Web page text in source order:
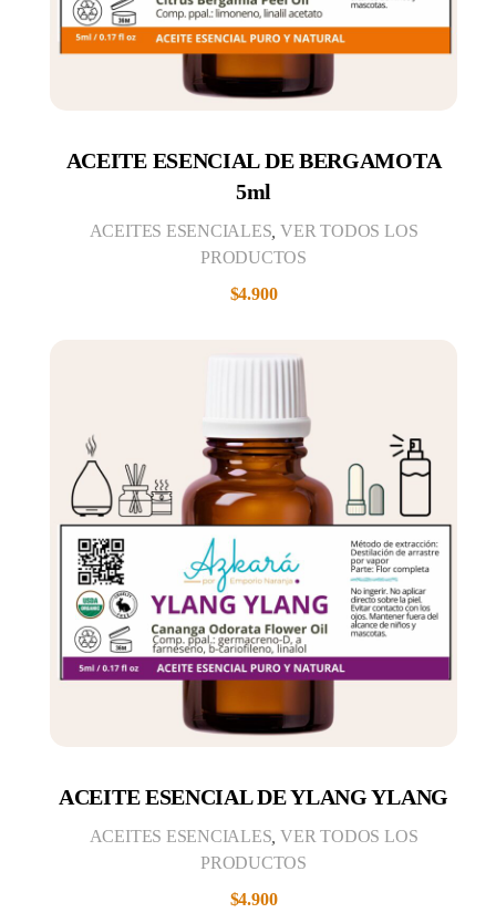
ACEITE ESENCIAL DE BERGAMOTA
5ml
$4.900
ACEITES ESENCIALES ,VER TODOS LOS
PRODUCTOS
ACEITE ESENCIAL DE YLANG YLANG
$4.900
ACEITES ESENCIALES ,VER TODOS LOS
PRODUCTOS